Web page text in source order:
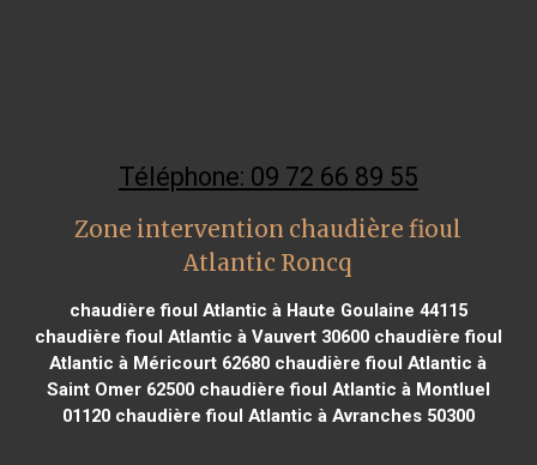
Téléphone: 09 72 66 89 55
Zone intervention chaudière fioul
Atlantic Roncq
chaudière fioul Atlantic à Haute Goulaine 44115
chaudière fioul Atlantic à Vauvert 30600chaudière fioul
Atlantic à Méricourt 62680 chaudière fioul Atlantic à
Saint Omer 62500chaudière fioul Atlantic à Montluel
01120chaudière fioul Atlantic à Avranches 50300